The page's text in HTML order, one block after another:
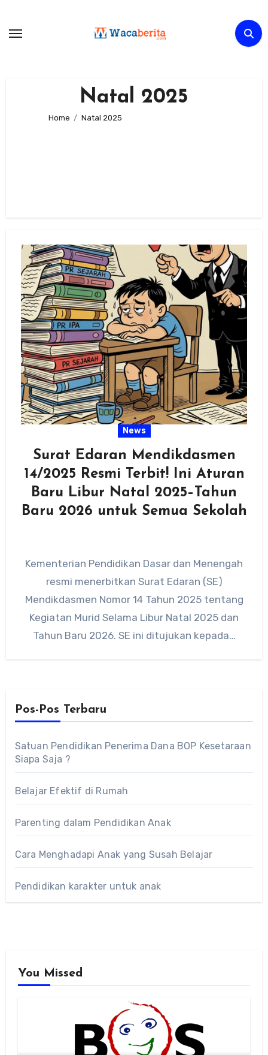
content
Natal 2025
Home Natal 2025
News
Surat Edaran Mendikdasmen
14/2025 Resmi Terbit! Ini Aturan
Baru Libur Natal 2025–Tahun
Baru 2026 untuk Semua Sekolah
Kementerian Pendidikan Dasar dan Menengah
resmi menerbitkan Surat Edaran (SE)
Mendikdasmen Nomor 14 Tahun 2025 tentang
Kegiatan Murid Selama Libur Natal 2025 dan
Tahun Baru 2026. SE ini ditujukan kepada…
Pos-Pos Terbaru
Satuan Pendidikan Penerima Dana BOP Kesetaraan
Siapa Saja ?
Belajar Efektif di Rumah
Parenting dalam Pendidikan Anak
Cara Menghadapi Anak yang Susah Belajar
Pendidikan karakter untuk anak
You Missed